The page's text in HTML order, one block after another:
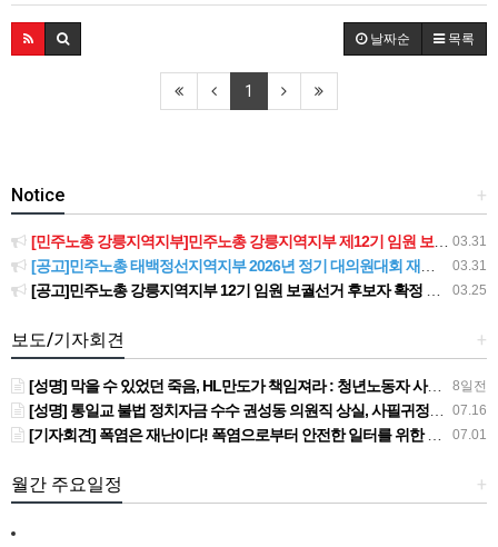
날짜순 목록
1
+
Notice
03.31
[민주노총 강릉지역지부]민주노총 강릉지역지부 제12기 임원 보궐선거결과 공고
03.31
[공고]민주노총 태백정선지역지부 2026년 정기 대의원대회 재소집 건
03.25
[공고]민주노총 강릉지역지부 12기 임원 보궐선거 후보자 확정 공고
+
보도/기자회견
8일전
[성명] 막을 수 있었던 죽음, HL만도가 책임져라 : 청년노동자 사망사고의 철저한 진상규명과 재발방지 대책 마련하라
07.16
[성명] 통일교 불법 정치자금 수수 권성동 의원직 상실, 사필귀정이다
07.01
[기자회견] 폭염은 재난이다! 폭염으로부터 안전한 일터를 위한 민주노총 강원지역본부 폭염감시단 선포 기자회견
+
월간 주요일정